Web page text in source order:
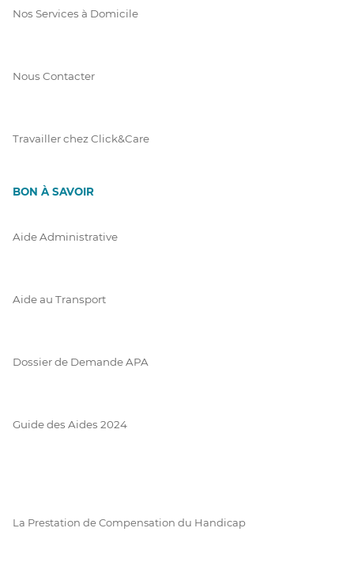
Nos Services à Domicile
Nous Contacter
Travailler chez Click&Care
BON À SAVOIR
Aide Administrative
Aide au Transport
Dossier de Demande APA
Guide des Aides 2024
La Prestation de Compensation du Handicap